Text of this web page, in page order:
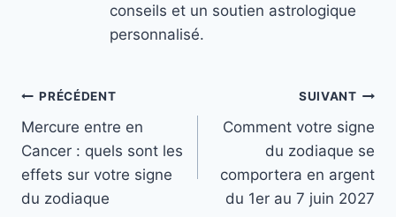
conseils et un soutien astrologique
personnalisé.
Navigation
de
l’article
PRÉCÉDENT
Mercure entre en
Cancer : quels sont les
effets sur votre signe
du zodiaque
SUIVANT
Comment votre signe
du zodiaque se
comportera en argent
du 1er au 7 juin 2027